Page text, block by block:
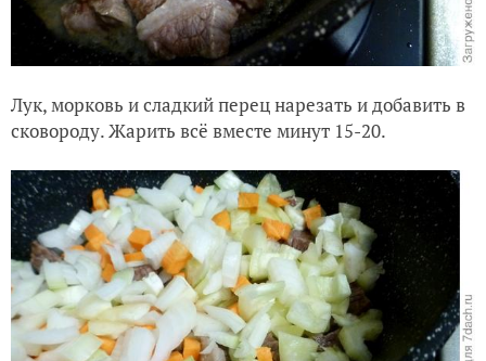
Лук, морковь и сладкий перец нарезать и добавить в
сковороду. Жарить всё вместе минут 15-20.